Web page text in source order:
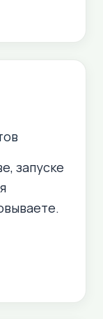
запуске